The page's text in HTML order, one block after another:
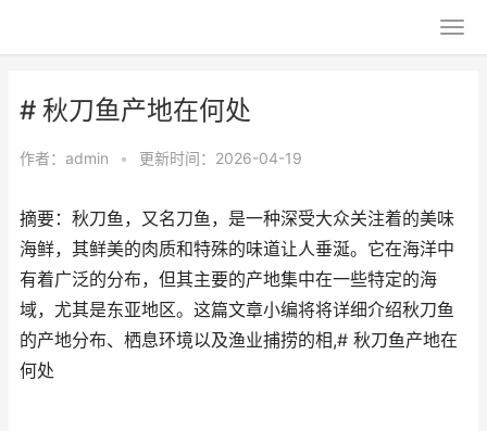
# 秋刀鱼产地在何处
作者： admin • 更新时间：2026-04-19
摘要：秋刀鱼，又名刀鱼，是一种深受大众关注着的美味
海鲜，其鲜美的肉质和特殊的味道让人垂涎。它在海洋中
有着广泛的分布，但其主要的产地集中在一些特定的海
域，尤其是东亚地区。这篇文章小编将将详细介绍秋刀鱼
的产地分布、栖息环境以及渔业捕捞的相,# 秋刀鱼产地在
何处